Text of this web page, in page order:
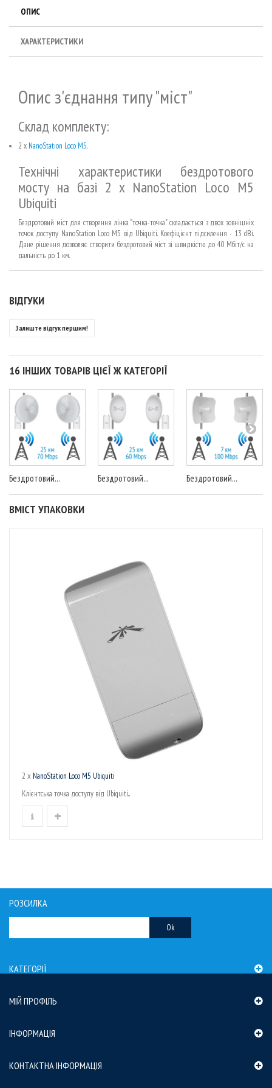
ОПИС
ХАРАКТЕРИСТИКИ
Опис з'єднання типу "міст"
Склад комплекту:
2 x NanoStation Loco M5.
Технічні характеристики бездротового
мосту на базі 2 x NanoStation Loco M5
Ubiquiti
Бездротовий міст для створення лінка "точка-точка" складається з двох зовнішніх
точок доступу NanoStation Loco M5 від Ubiquiti. Коефіцієнт підсилення - 13 dBi.
Дане рішення дозволяє створити бездротовий міст зі швидкістю до 40 Мбіт/с на
дальність до 1 км.
ВІДГУКИ
Залиште відгук першим!
16 ІНШИХ ТОВАРІВ ЦІЄЇ Ж КАТЕГОРІЇ
Бездротовий... Бездротовий... Бездротовий...
ВМІСТ УПАКОВКИ
2 x NanoStation Loco M5 Ubiquiti
Клієнтська точка доступу від Ubiquiti...
РОЗСИЛКА
Ok
КАТЕГОРІЇ
МІЙ ПРОФІЛЬ
ІНФОРМАЦІЯ
КОНТАКТНА ІНФОРМАЦІЯ